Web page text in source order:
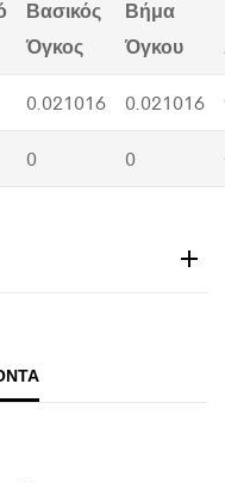
Βασικός
Όγκος
Βήμα
Όγκου
0.021016 0.021016
0 0